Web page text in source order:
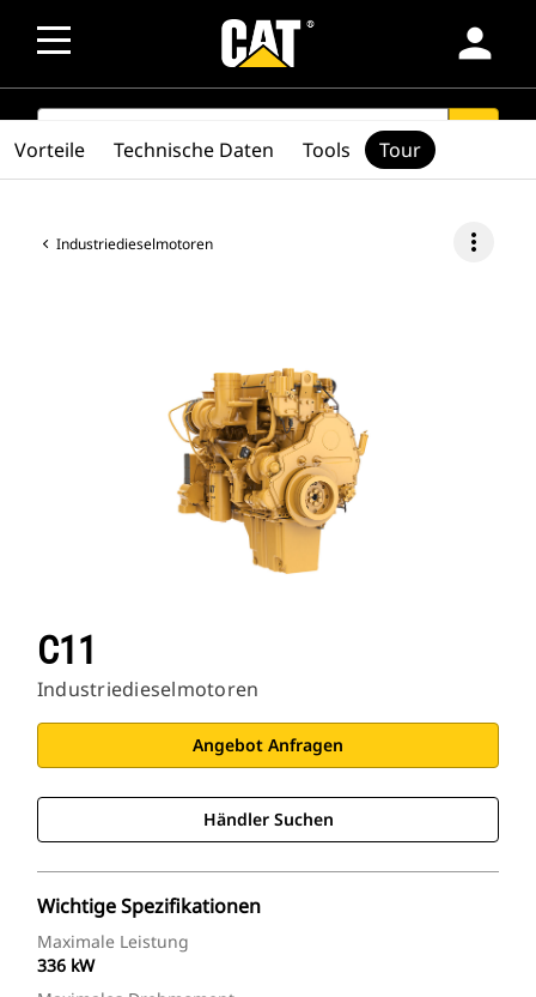
person
SEARCH
Industriedieselmotoren more_vert
C11
Industriedieselmotoren
Angebot Anfragen
Händler Suchen
Wichtige Spezifikationen
Maximale Leistung
336 kW
Vorteile Technische Daten Tools Tour